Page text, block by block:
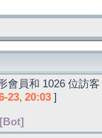
會員和 1026 位訪
23, 20:03 ]